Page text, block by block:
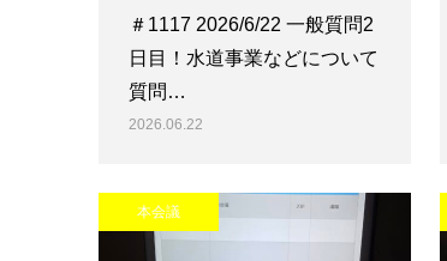
＃1117 2026/6/22 一般質問2
日目！水道事業などについて
質問…
2026.06.22
本会議